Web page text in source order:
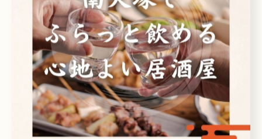
刺身
ドリンク
最近の投稿 Recent Posts